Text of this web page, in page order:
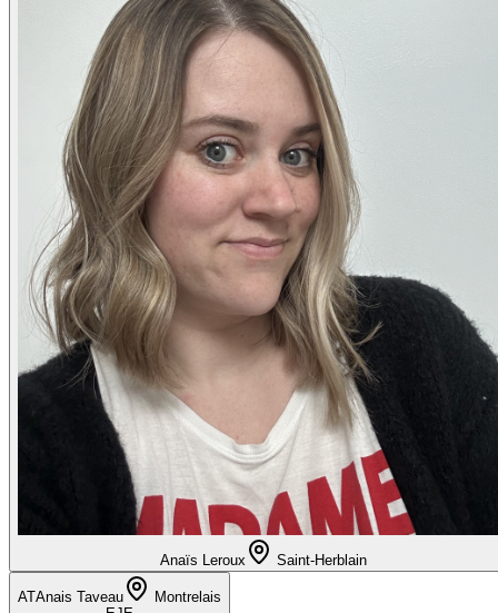
Anaïs Leroux Saint-Herblain
ATAnais Taveau
Montrelais